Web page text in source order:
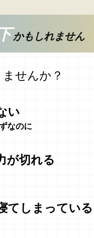
かもしれません
せんか？
い
なのに
が切れる
てしまっている